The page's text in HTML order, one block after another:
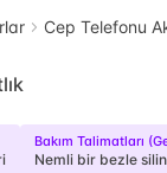
Cep Telefonu
Bakım Talimatları
Nemli bir bezle